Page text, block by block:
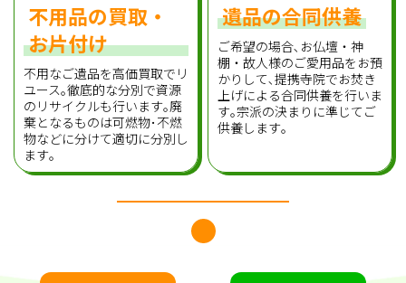
不用品の買取・
お片付け
不用なご遺品を高価買取でリ
ユース｡徹底的な分別で資源
のリサイクルも行います｡廃
棄となるものは可燃物･不燃
物などに分けて適切に分別し
ます｡
遺品の合同供養
ご希望の場合､お仏壇・神
棚・故人様のご愛用品をお預
かりして､提携寺院でお焚き
上げによる合同供養を行いま
す｡宗派の決まりに準じてご
供養します｡